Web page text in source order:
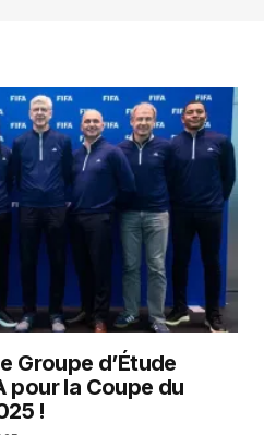
Groupe d’Étude
pour la Coupe du
!